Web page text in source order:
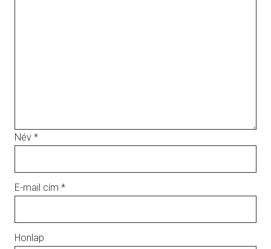
Név *
E-mail cím *
Honlap